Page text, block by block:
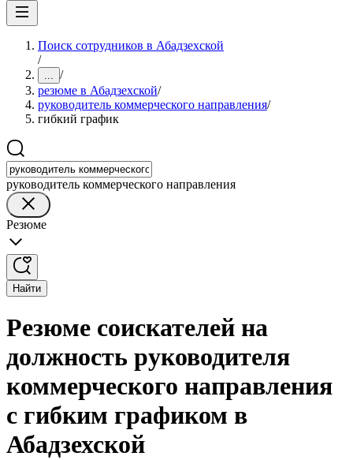
Поиск сотрудников в Абадзехской
/
... /
резюме в Абадзехской/
руководитель коммерческого направления/
гибкий график
руководитель коммерческого направления
Резюме
Найти
Резюме соискателей на
должность руководителя
коммерческого направления
с гибким графиком в
Абадзехской